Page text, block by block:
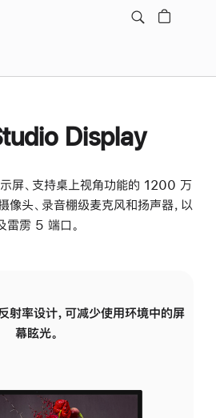
Display
屏、支持桌上视角功能的 1200 万
头、录音棚级麦克风和扬声器，以
雷雳 5 端口。
射率设计，可减少使用环境中的屏
幕眩光。